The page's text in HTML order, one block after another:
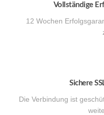
Vollständige
12 Wochen
Sichere
Die Verbindung ist